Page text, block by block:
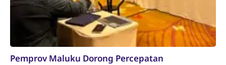
Pemprov Maluku Dorong Percepatan